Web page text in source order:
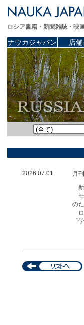
ロシア書籍・新聞雑誌・
ナウカジャパン 店
2026.07.01
月
新
モ
の
ロ
「